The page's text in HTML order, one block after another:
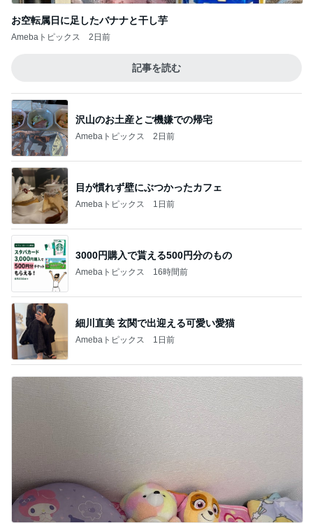
お空転属日に足したバナナと干し芋
Amebaトピックス 2日前
記事を読む
沢山のお土産とご機嫌での帰宅
Amebaトピックス 2日前
目が慣れず壁にぶつかったカフェ
Amebaトピックス 1日前
3000円購入で貰える500円分のもの
Amebaトピックス 16時間前
細川直美 玄関で出迎える可愛い愛猫
Amebaトピックス 1日前